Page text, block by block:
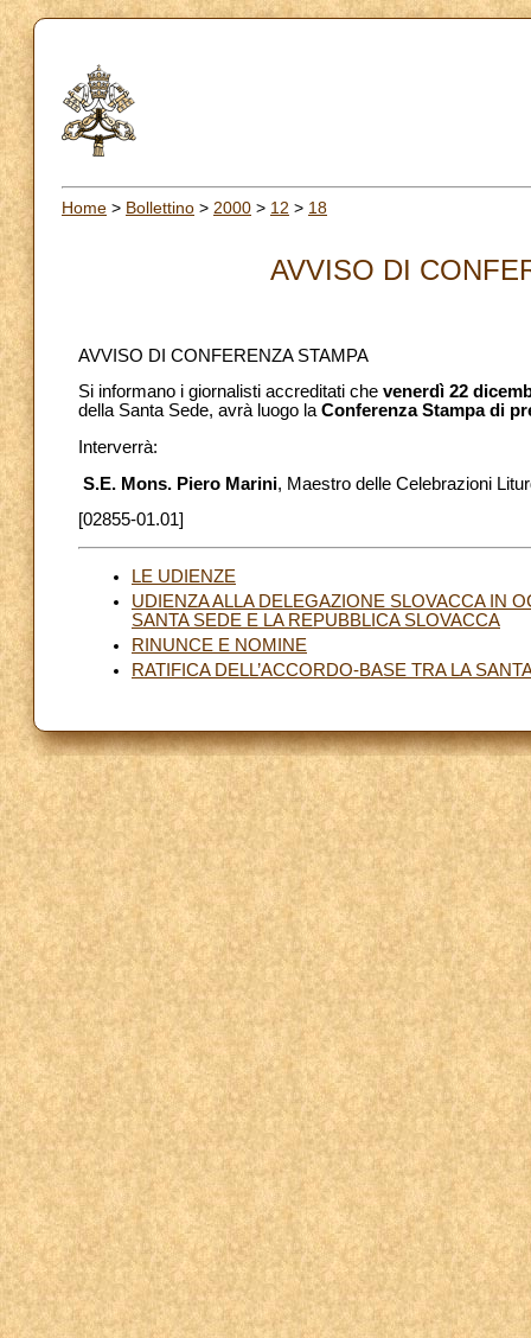
Home > Bollettino > 2000 > 12 > 18
AVVISO DI
AVVISO DI CONFERENZA STAMPA
Si informano i giornalisti accreditati che venerdì 22
della Santa Sede, avrà luogo laConferenza Stampa di
Interverrà:
S.E. Mons. Piero Marini, Maestro delle Celebrazioni
[02855-01.01]
LE UDIENZE
UDIENZA ALLA DELEGAZIONE SLOVACCA IN
SANTA SEDE E LA REPUBBLICA SLOVACCA
RINUNCE E NOMINE
RATIFICA DELL’ACCORDO-BASE TRA LA